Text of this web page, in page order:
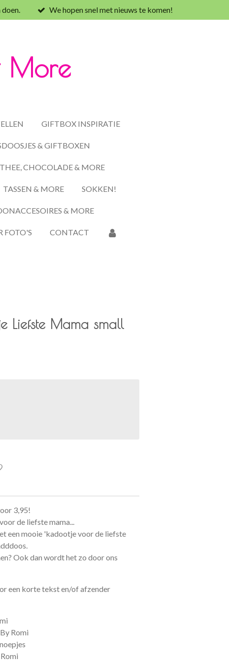
We hopen snel met nieuws te komen!
More
GIFTBOX INSPIRATIE
& GIFTBOXEN
THEE, CHOCOLADE & MORE
TASSEN & MORE SOKKEN!
& MORE
FOTO'S CONTACT
Liefste Mama small
3,95!
de liefste mama...
een mooie 'kadootje voor de liefste
Ook dan wordt het zo door ons
een korte tekst en/of afzender
Romi